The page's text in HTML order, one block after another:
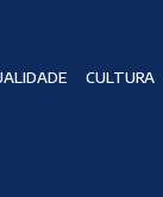
CULTURA